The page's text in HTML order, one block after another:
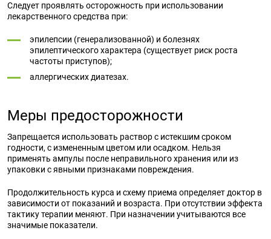
Следует проявлять осторожность при использовании
лекарственного средства при:
эпилепсии (генерализованной) и болезнях
эпилептического характера (существует риск роста
частоты приступов);
аллергических диатезах.
Меры предосторожности
Запрещается использовать раствор с истекшим сроком
годности, с измененным цветом или осадком. Нельзя
применять ампулы после неправильного хранения или из
упаковки с явными признаками повреждения.
Продолжительность курса и схему приема определяет доктор в
зависимости от показаний и возраста. При отсутствии эффекта
тактику терапии меняют. При назначении учитываются все
значимые показатели.